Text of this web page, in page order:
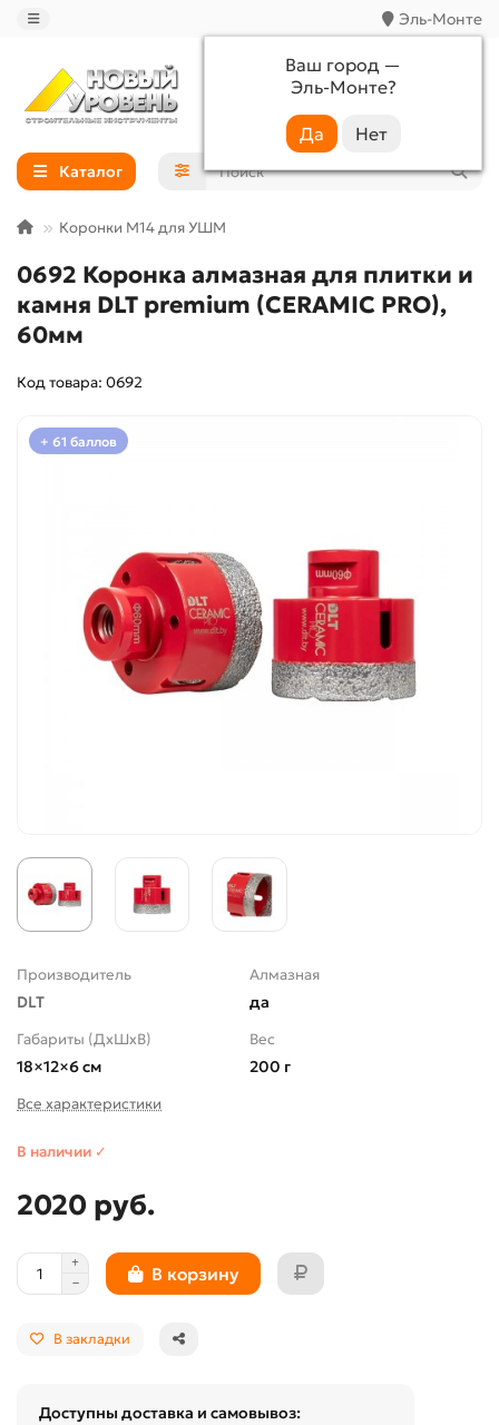
Эль-Монте
Ваш город —
Эль-Монте?
+7 (988) 233-44-52
Каталог
Коронки M14 для УШМ
0692 Коронка алмазная для плитки и
камня DLT premium (CERAMIC PRO),
60мм
Код товара: 0692
+ 61 баллов
Производитель
DLT
Алмазная
да
Габариты (ДхШхВ)
18×12×6 см
Вес
200 г
Все характеристики
В наличии ✓
2020 руб.
В корзину
В закладки
Доступны доставка и самовывоз: